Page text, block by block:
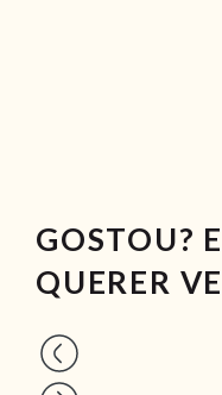
GOSTOU?
QUERER